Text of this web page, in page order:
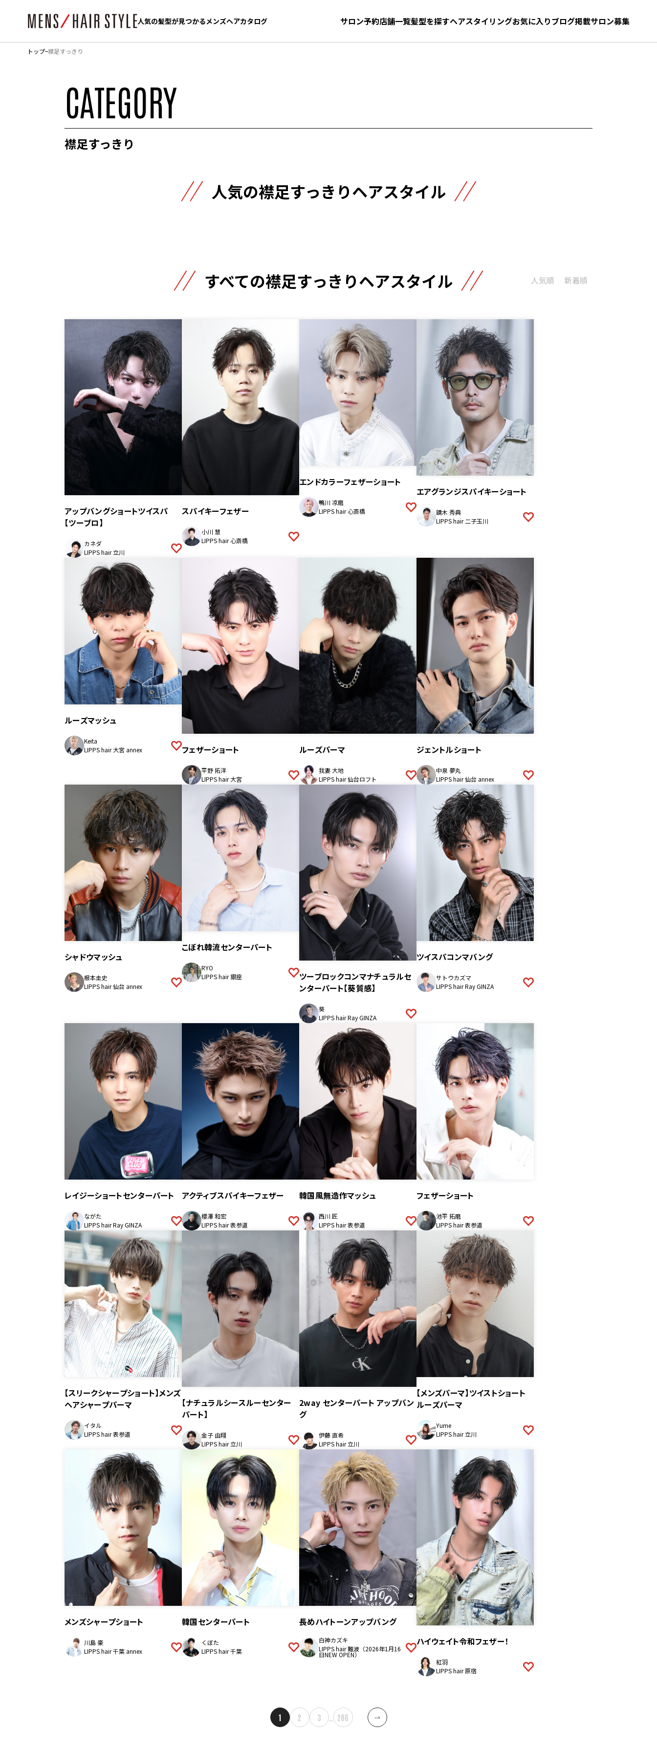
人気の髪型が見つかるメンズヘアカタログ サロン予約店舗一覧髪型を探すヘアスタイリングお気に入りブログ掲載サロン募集
人気の髪型が見つかるメンズヘアカタログ お気に入り 髪型をさがす
トップ 襟足すっきり
CATEGORY
襟足すっきり
人気の襟足すっきりヘアスタイル
すべての襟足すっきりヘアスタイル 人気順 新着順
アップバングショートツイスパ
【ツーブロ】
カネダ
LIPPS hair 立川
スパイキーフェザー
小川 慧
LIPPS hair 心斎橋
エンドカラーフェザーショート
鴨川 凉磨
LIPPS hair 心斎橋
エアグランジスパイキーショート
鏑木 秀典
LIPPS hair 二子玉川
ルーズマッシュ
Keita
LIPPS hair 大宮 annex
フェザーショート
平野 拓洋
LIPPS hair 大宮
ルーズパーマ
我妻 大地
LIPPS hair 仙台ロフト
ジェントルショート
中泉 夢丸
LIPPS hair 仙台 annex
シャドウマッシュ
根本圭史
LIPPS hair 仙台 annex
こぼれ韓流センターパート
RYO
LIPPS hair 銀座
ツーブロックコンマナチュラルセ
ンターパート【葵質感】
葵
LIPPS hair Ray GINZA
ツイスパコンマバング
サトウカズマ
LIPPS hair Ray GINZA
レイジーショートセンターパート
ながた
LIPPS hair Ray GINZA
アクティブスパイキーフェザー
櫻澤 和宏
LIPPS hair 表参道
韓国風無造作マッシュ
西川 匠
LIPPS hair 表参道
フェザーショート
池平 拓磨
LIPPS hair 表参道
【スリークシャープショート】メンズ
ヘアシャープパーマ
イタル
LIPPS hair 表参道
【ナチュラルシースルーセンター
パート】
金子 由翔
LIPPS hair 立川
2way センターパート アップバン
グ
伊藤 直希
LIPPS hair 立川
【メンズパーマ】ツイストショート
ルーズパーマ
Yume
LIPPS hair 立川
メンズシャープショート
川島 豪
LIPPS hair 千葉 annex
韓国センターパート
くぼた
LIPPS hair 千葉
長めハイトーンアップバング
白神カズキ
LIPPS hair 難波（2026年1月16
日NEW OPEN）
ハイウェイト令和フェザー！
紅羽
LIPPS hair 原宿
1 2 3 … 286